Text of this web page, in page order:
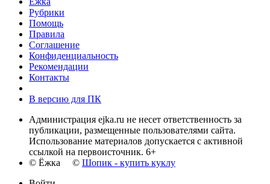
Рубрики
Помощь
Правила
Соглашение
Конфиденциальность
Рекомендации
Контакты
В версию для ПК
Администрация ejka.ru не несет ответственность за
публикации, размещенные пользователями сайта.
Использование материалов допускается с активной
ссылкой на первоисточник. 6+
© Ёжка © Шопик - купить куклу